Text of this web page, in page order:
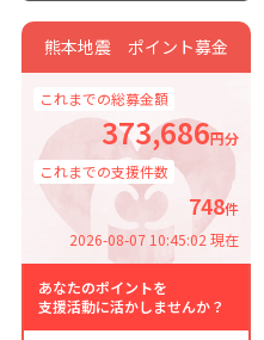
熊本地震 ポイント募金
これまでの総募金額
373,686円分
これまでの支援件数
748件
2026-08-07 10:45:02 現在
あなたのポイントを
支援活動に活かしませんか？